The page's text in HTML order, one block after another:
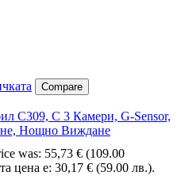
Compare
C309, С 3 Камери, G-Sensor,
Нощно Виждане
was: 55,73 € (109.00
цена е: 30,17 € (59.00 лв.).